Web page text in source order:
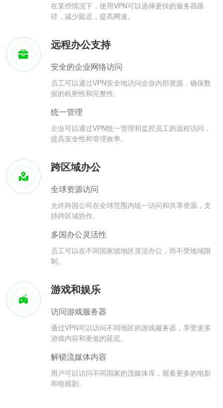
在某些情况下，使用VPN可以选择更快的服务器路
径，减少延迟，提高网速。
远程办公支持
安全的企业网络访问
员工可以通过VPN安全地访问企业内部资源，确保数
据的机密性和完整性。
统一管理
企业可以通过VPN统一管理和监控员工的远程访问，
提高安全性和管理效率。
跨区域办公
全球资源访问
允许跨国公司在全球范围内统一访问和共享资源，支
持跨区域协作。
多国办公灵活性
员工可以在不同国家或地区灵活办公，而不受地域限
制。
游戏和娱乐
访问游戏服务器
通过VPN可以访问不同地区的游戏服务器，享受更多
游戏内容和更低的延迟。
解锁流媒体内容
用户可以访问不同国家的流媒体库，观看更多的电影
和电视剧。